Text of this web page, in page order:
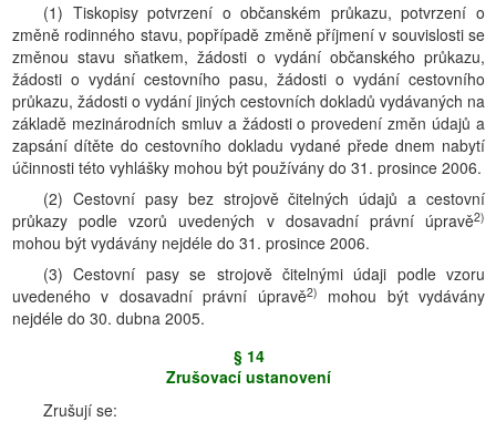
(1) Tiskopisy potvrzení o občanském průkazu, potvrzení o
změně rodinného stavu, popřípadě změně příjmení v souvislosti se
změnou stavu sňatkem, žádosti o vydání občanského průkazu,
žádosti o vydání cestovního pasu, žádosti o vydání cestovního
průkazu, žádosti o vydání jiných cestovních dokladů vydávaných na
základě mezinárodních smluv a žádosti o provedení změn údajů a
zapsání dítěte do cestovního dokladu vydané přede dnem nabytí
účinnosti této vyhlášky mohou být používány do 31. prosince 2006.
(2) Cestovní pasy bez strojově čitelných údajů a cestovní
průkazy podle vzorů uvedených v dosavadní právní úpravě2)
mohou být vydávány nejdéle do 31. prosince 2006.
(3) Cestovní pasy se strojově čitelnými údaji podle vzoru
uvedeného v dosavadní právní úpravě2)
mohou být vydávány
nejdéle do 30. dubna 2005.
§ 14
Zrušovací ustanovení
Zrušují se: